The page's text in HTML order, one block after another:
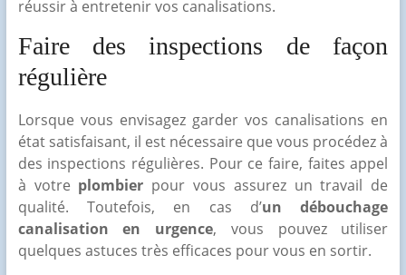
réussir à entretenir vos canalisations.
Faire des inspections de façon
régulière
Lorsque vous envisagez garder vos canalisations en
état satisfaisant, il est nécessaire que vous procédez à
des inspections régulières. Pour ce faire, faites appel
à votre plombier pour vous assurez un travail de
qualité. Toutefois, en cas d’un débouchage
canalisation en urgence, vous pouvez utiliser
quelques astuces très efficaces pour vous en sortir.